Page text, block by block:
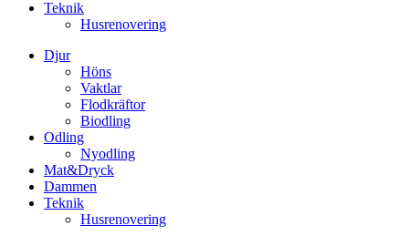
Teknik
Husrenovering
Djur
Höns
Vaktlar
Flodkräftor
Biodling
Odling
Nyodling
Mat&Dryck
Dammen
Teknik
Husrenovering